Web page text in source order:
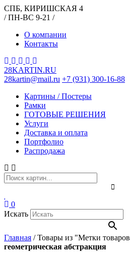
СПБ, КИРИШСКАЯ 4
/ ПН-ВС 9-21 /
О компании
Контакты
28KARTIN.RU
28kartin@mail.ru +7 (931) 300-16-88
Картины / Постеры
Рамки
ГОТОВЫЕ РЕШЕНИЯ
Услуги
Доставка и оплата
Портфолио
Распродажа
0
Искать
Главная /Товары из "Метки
геометрическая абстракция